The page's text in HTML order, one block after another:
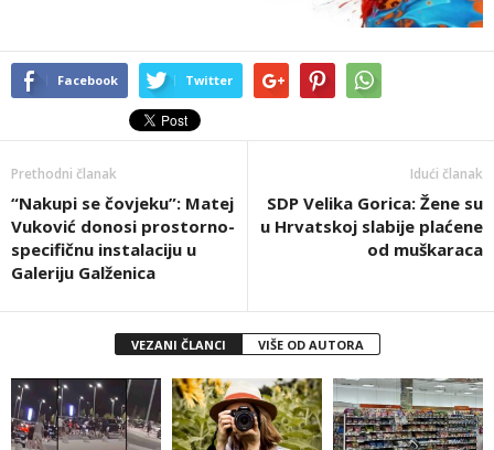
Facebook Twitter
Prethodni članak
“Nakupi se čovjeku”: Matej
Vuković donosi prostorno-
specifičnu instalaciju u
Galeriju Galženica
Idući članak
SDP Velika Gorica: Žene su
u Hrvatskoj slabije plaćene
od muškaraca
VEZANI ČLANCI VIŠE OD AUTORA